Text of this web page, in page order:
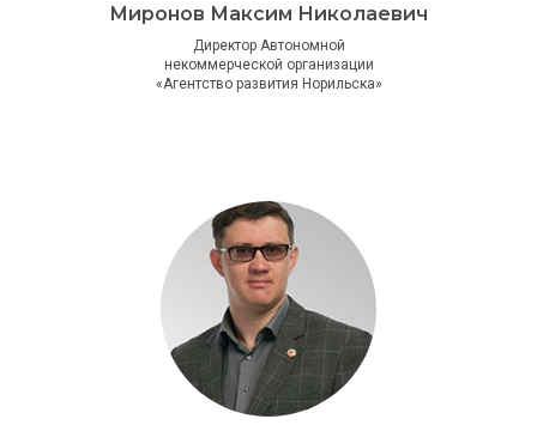
Миронов Максим Николаевич
Директор Автономной
некоммерческой организации
«Агентство развития Норильска»